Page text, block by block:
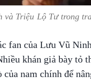
và Triệu Lộ Tư trong
fan của Lưu Vũ
khán giả bày tỏ
nam chính để